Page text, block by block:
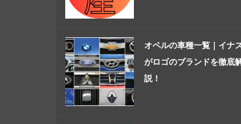
オペルの車種一覧｜イナ
がロゴのブランドを徹底
説！